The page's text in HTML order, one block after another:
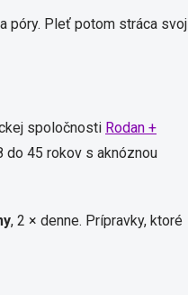
póry. Pleť potom stráca svoj
spoločnosti Rodan +
do 45 rokov s aknóznou
, 2 × denne. Prípravky, ktoré